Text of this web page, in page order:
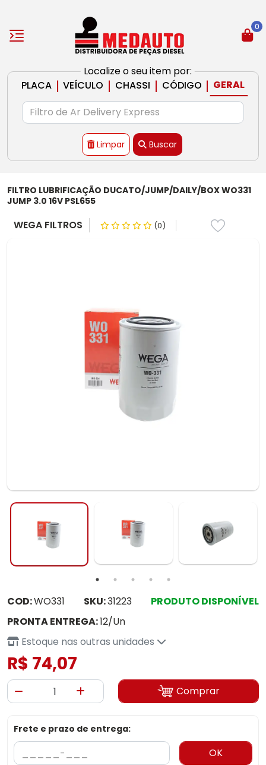
Localize o seu item por:
PLACA | VEÍCULO | CHASSI | CÓDIGO | GERAL
Limpar Buscar
0
FILTRO LUBRIFICAÇÃO DUCATO/JUMP/DAILY/BOX WO331
JUMP 3.0 16V PSL655
WEGA FILTROS (0)
COD:WO331 SKU:31223
PRODUTO DISPONÍVEL
PRONTA ENTREGA:12/Un
Estoque nas outras unidades
R$ 74,07
Comprar
Frete e prazo de entrega:
OK